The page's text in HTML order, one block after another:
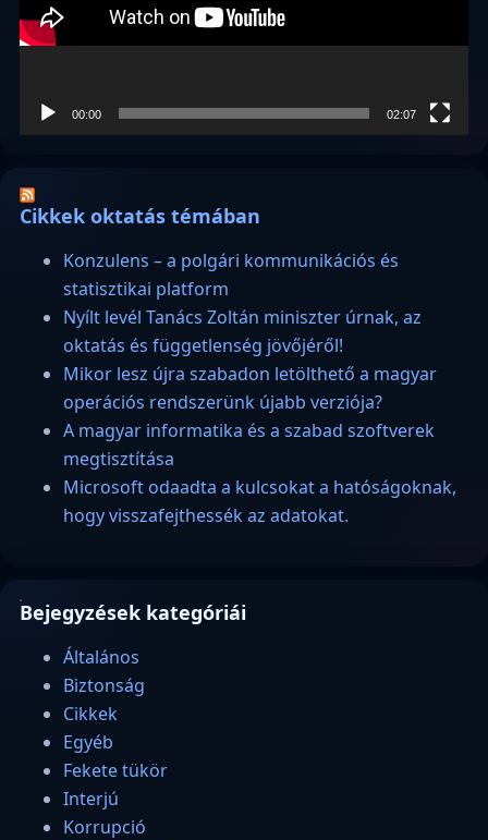
00:00 02:07
Cikkek oktatás témában
Konzulens – a polgári kommunikációs és
statisztikai platform
Nyílt levél Tanács Zoltán miniszter úrnak, az
oktatás és függetlenség jövőjéről!
Mikor lesz újra szabadon letölthető a magyar
operációs rendszerünk újabb verziója?
A magyar informatika és a szabad szoftverek
megtisztítása
Microsoft odaadta a kulcsokat a hatóságoknak,
hogy visszafejthessék az adatokat.
Bejegyzések kategóriái
Általános
Biztonság
Cikkek
Egyéb
Fekete tükör
Interjú
Korrupció